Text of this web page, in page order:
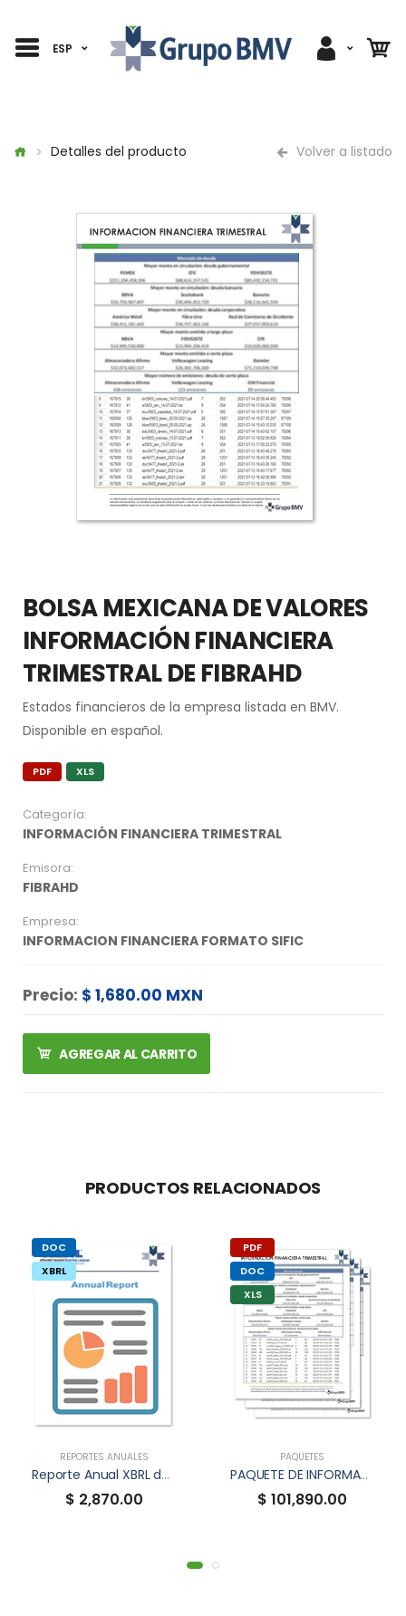
ESP
Detalles del producto Volver a listado
BOLSA MEXICANA DE VALORES
INFORMACIÓN FINANCIERA
TRIMESTRAL DE FIBRAHD
Estados financieros de la empresa listada en BMV.
Disponible en español.
PDF XLS
Categoría:
INFORMACIÓN FINANCIERA TRIMESTRAL
Emisora:
FIBRAHD
Empresa:
INFORMACION FINANCIERA FORMATO SIFIC
Precio: $ 1,680.00 MXN
AGREGAR AL CARRITO
PRODUCTOS RELACIONADOS
DOC
XBRL
REPORTES ANUALES
Reporte Anual XBRL de FIBRAHD
$ 2,870.00
PDF
DOC
XLS
PAQUETES
PAQUETE DE INFORMACIÓN FINANCIERA TRIMESTRAL
$ 101,890.00